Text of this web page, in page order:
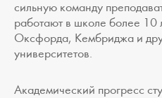
сильную команду
работают в школе более 10
Оксфорда, Кембриджа и
университетов.
Академический прогресс